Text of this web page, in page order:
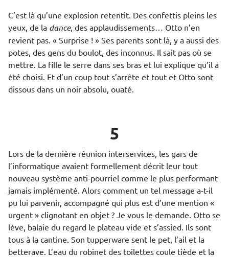
C’est là qu’une explosion retentit. Des confettis pleins les
yeux, de la dance, des applaudissements… Otto n’en
revient pas. « Surprise ! » Ses parents sont là, y a aussi des
potes, des gens du boulot, des inconnus. Il sait pas où se
mettre. La fille le serre dans ses bras et lui explique qu’il a
été choisi. Et d’un coup tout s’arrête et tout et Otto sont
dissous dans un noir absolu, ouaté.
5
Lors de la dernière réunion interservices, les gars de
l’informatique avaient formellement décrit leur tout
nouveau système anti-pourriel comme le plus performant
jamais implémenté. Alors comment un tel message a-t-il
pu lui parvenir, accompagné qui plus est d’une mention «
urgent » clignotant en objet ? Je vous le demande. Otto se
lève, balaie du regard le plateau vide et s’assied. Ils sont
tous à la cantine. Son tupperware sent le pet, l’ail et la
betterave. L’eau du robinet des toilettes coule tiède et la